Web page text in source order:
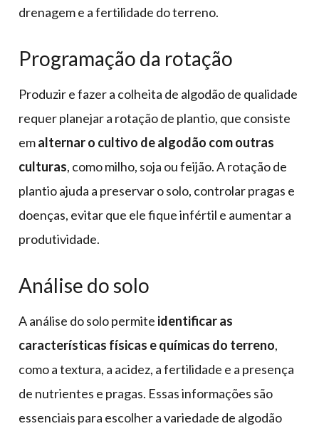
drenagem e a fertilidade do terreno.
Programação da rotação
Produzir e fazer a colheita de algodão de qualidade
requer planejar a rotação de plantio, que consiste
emalternar o cultivo de algodão com outras
culturas, como milho, soja ou feijão. A rotação de
plantio ajuda a preservar o solo, controlar pragas e
doenças, evitar que ele fique infértil e aumentar a
produtividade.
Análise do solo
A análise do solo permite identificar as
características físicas e químicas do terreno,
como a textura, a acidez, a fertilidade e a presença
de nutrientes e pragas. Essas informações são
essenciais para escolher a variedade de algodão